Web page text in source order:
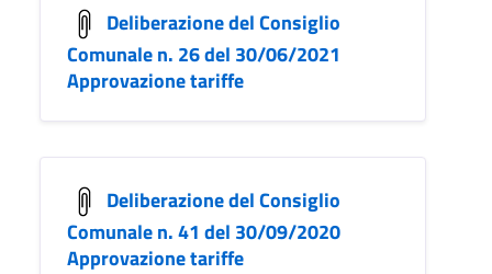
Deliberazione del Consiglio
Comunale n. 26 del 30/06/2021
Approvazione tariffe
Deliberazione del Consiglio
Comunale n. 41 del 30/09/2020
Approvazione tariffe